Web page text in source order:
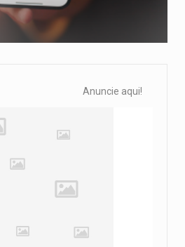
Anuncie aqui!